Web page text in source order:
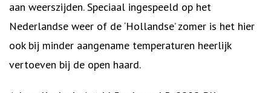
aan weerszijden. Speciaal ingespeeld op het
Nederlandse weer of de ‘Hollandse’ zomer is het hier
ook bij minder aangename temperaturen heerlijk
vertoeven bij de open haard.